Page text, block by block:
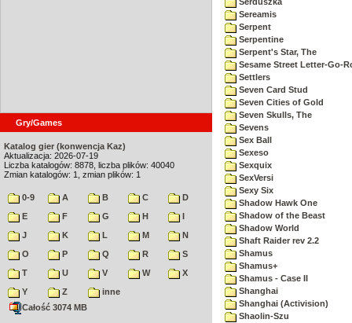
Gry/Games
Katalog gier (konwencja Kaz)
Aktualizacja: 2026-07-19
Liczba katalogów: 8878, liczba plików: 40040
Zmian katalogów: 1, zmian plików: 1
0-9 A B C
D
E
F G H
I
J
K L M
N
O
P Q R
S
T
U V W
X
Y
Z
inne
Całość 3074 MB
Sereamis
Serpent
Serpentine
Serpent's Star, The
Sesame Street Letter-Go-
Settlers
Seven Card Stud
Seven Cities of Gold
Seven Skulls, The
Sevens
Sex Ball
Sexeso
Sexquix
SexVersi
Sexy Six
Shadow Hawk One
Shadow of the Beast
Shadow World
Shaft Raider rev 2.2
Shamus
Shamus+
Shamus - Case II
Shanghai
Shanghai (Activision)
Shaolin-Szu